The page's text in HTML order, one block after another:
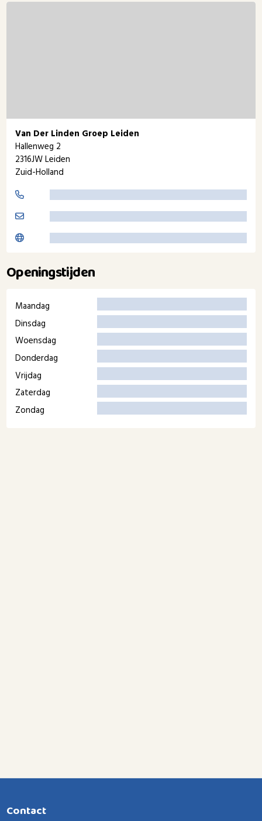
Van Der Linden Groep Leiden
Hallenweg 2
2316JW Leiden
Zuid-Holland
Openingstijden
Maandag
Dinsdag
Woensdag
Donderdag
Vrijdag
Zaterdag
Zondag
Contact